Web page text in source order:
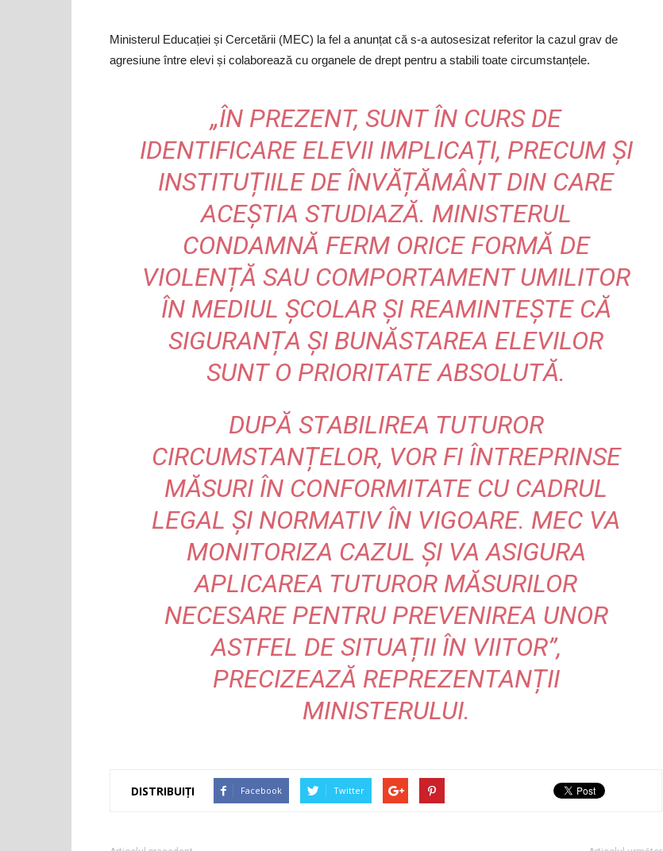
Ministerul Educației și Cercetării (MEC) la fel a anunțat că s-a autosesizat referitor la cazul grav de
agresiune între elevi și colaborează cu organele de drept pentru a stabili toate circumstanțele.
„ÎN PREZENT, SUNT ÎN CURS DE
IDENTIFICARE ELEVII IMPLICAȚI, PRECUM ȘI
INSTITUȚIILE DE ÎNVĂȚĂMÂNT DIN CARE
ACEȘTIA STUDIAZĂ. MINISTERUL
CONDAMNĂ FERM ORICE FORMĂ DE
VIOLENȚĂ SAU COMPORTAMENT UMILITOR
ÎN MEDIUL ȘCOLAR ȘI REAMINTEȘTE CĂ
SIGURANȚA ȘI BUNĂSTAREA ELEVILOR
SUNT O PRIORITATE ABSOLUTĂ.
DUPĂ STABILIREA TUTUROR
CIRCUMSTANȚELOR, VOR FI ÎNTREPRINSE
MĂSURI ÎN CONFORMITATE CU CADRUL
LEGAL ȘI NORMATIV ÎN VIGOARE. MEC VA
MONITORIZA CAZUL ȘI VA ASIGURA
APLICAREA TUTUROR MĂSURILOR
NECESARE PENTRU PREVENIREA UNOR
ASTFEL DE SITUAȚII ÎN VIITOR”,
PRECIZEAZĂ REPREZENTANȚII
MINISTERULUI.
DISTRIBUIȚI Facebook Twitter